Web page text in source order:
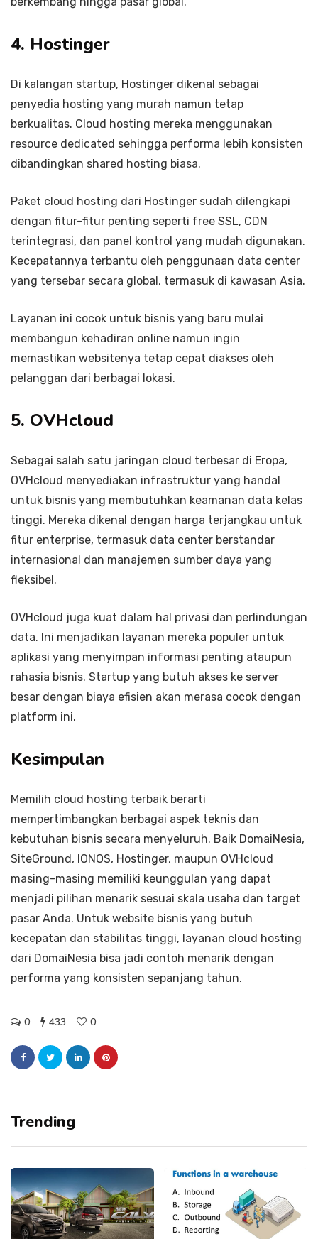
4. Hostinger
Di kalangan startup, Hostinger dikenal sebagai
penyedia hosting yang murah namun tetap
berkualitas. Cloud hosting mereka menggunakan
resource dedicated sehingga performa lebih konsisten
dibandingkan shared hosting biasa.
Paket cloud hosting dari Hostinger sudah dilengkapi
dengan fitur-fitur penting seperti free SSL, CDN
terintegrasi, dan panel kontrol yang mudah digunakan.
Kecepatannya terbantu oleh penggunaan data center
yang tersebar secara global, termasuk di kawasan Asia.
Layanan ini cocok untuk bisnis yang baru mulai
membangun kehadiran online namun ingin
memastikan websitenya tetap cepat diakses oleh
pelanggan dari berbagai lokasi.
5. OVHcloud
Sebagai salah satu jaringan cloud terbesar di Eropa,
OVHcloud menyediakan infrastruktur yang handal
untuk bisnis yang membutuhkan keamanan data kelas
tinggi. Mereka dikenal dengan harga terjangkau untuk
fitur enterprise, termasuk data center berstandar
internasional dan manajemen sumber daya yang
fleksibel.
OVHcloud juga kuat dalam hal privasi dan perlindungan
data. Ini menjadikan layanan mereka populer untuk
aplikasi yang menyimpan informasi penting ataupun
rahasia bisnis. Startup yang butuh akses ke server
besar dengan biaya efisien akan merasa cocok dengan
platform ini.
Kesimpulan
Memilih cloud hosting terbaik berarti
mempertimbangkan berbagai aspek teknis dan
kebutuhan bisnis secara menyeluruh. Baik DomaiNesia,
SiteGround, IONOS, Hostinger, maupun OVHcloud
masing-masing memiliki keunggulan yang dapat
menjadi pilihan menarik sesuai skala usaha dan target
pasar Anda. Untuk website bisnis yang butuh
kecepatan dan stabilitas tinggi, layanan cloud hosting
dari DomaiNesia bisa jadi contoh menarik dengan
performa yang konsisten sepanjang tahun.
0 433 0
Trending